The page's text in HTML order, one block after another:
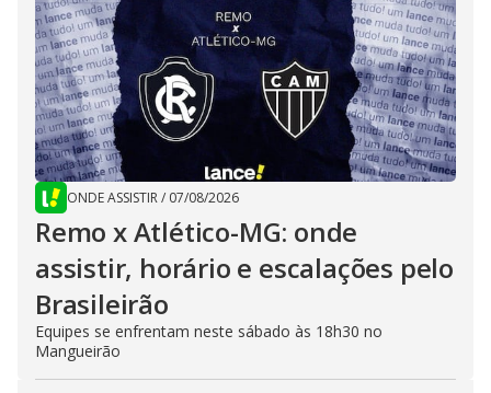
ONDE ASSISTIR/ 07/08/2026
Remo x Atlético-MG: onde
assistir, horário e escalações pelo
Brasileirão
Equipes se enfrentam neste sábado às 18h30 no
Mangueirão